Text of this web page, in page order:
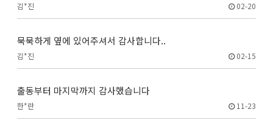
김*진 02-20
묵묵하게 옆에 있어주셔서 감사합니다..
김*진 02-15
출동부터 마지막까지 감사했습니다
한*란 11-23